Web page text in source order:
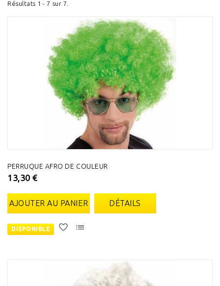
Résultats 1 - 7 sur 7.
PERRUQUE AFRO DE COULEUR
13,30 €
AJOUTER AU PANIER DÉTAILS
DISPONIBLE